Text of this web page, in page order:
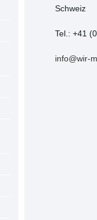
Schweiz
Tel.: +41
info@wir-